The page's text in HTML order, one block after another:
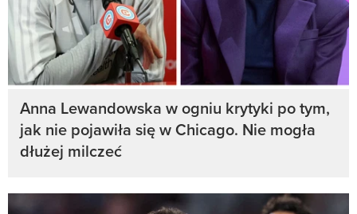
Anna Lewandowska w ogniu krytyki po tym,
jak nie pojawiła się w Chicago. Nie mogła
dłużej milczeć